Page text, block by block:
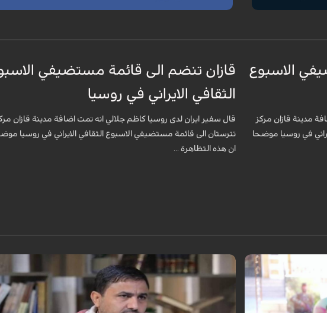
الاسبوع
مدينة قازان مركز
في روسيا موضحا
قازان تنضم الى قائمة مستضيفي
الثقافي الايراني في روسيا
قال سفير ايران لدى روسيا كاظم جلالي انه تمت اضافة مدينة قازان
تترستان الى قائمة مستضيفي الاسبوع الثقافي الايراني في روسيا
ان هذه التظاهرة ...